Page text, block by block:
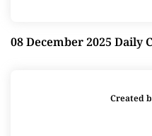
08 December 2025 Daily
Created